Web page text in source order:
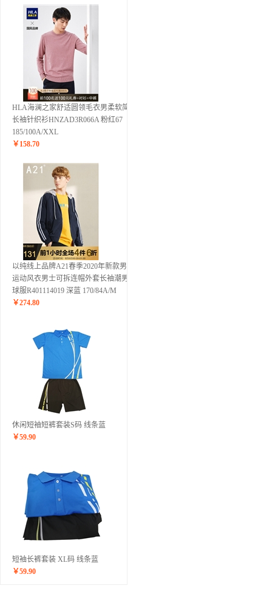
HLA海澜之家舒适圆领毛衣男柔软简约
长袖针织衫HNZAD3R066A 粉红67
185/100A/XXL
￥ 158.70
以纯线上品牌A21春季2020年新款男装
运动风衣男士可拆连帽外套长袖潮男棒
球服R401114019 深蓝 170/84A/M
￥274.80
休闲短袖短裤套装S码 线条蓝
￥59.90
短袖长裤套装 XL码 线条蓝
￥59.90